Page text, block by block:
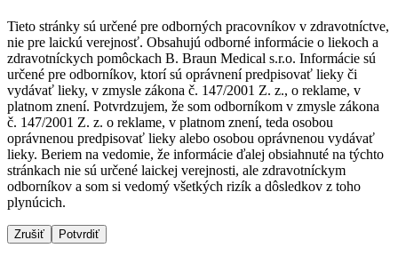
Uzatváranie rán
Riešenia
Terapie
Dialyzačné strediská
B. Braun Avitum poskytuje kvalitnú dialyzačnú starostlivosť
vo všetkých svojich strediskách na Slovensku. Viac
informácií nájdete na stránke jednotlivých stredísk.
Nájdite si prácu u nás​
Objavte svoje kariérne príležitosti ​v B. Braun. Vyhľadajte náš
trh práce​ pre zaujímavé pozície na Slovensku.​
Médiá
Kontakt
Tieto stránky sú určené pre odborných pracovníkov v zdravotníctve,
nie pre laickú verejnosť. Obsahujú odborné informácie o liekoch a
zdravotníckych pomôckach B. Braun Medical s.r.o. Informácie sú
určené pre odborníkov, ktorí sú oprávnení predpisovať lieky či
vydávať lieky, v zmysle zákona č. 147/2001 Z. z., o reklame, v
platnom znení. Potvrdzujem, že som odborníkom v zmysle zákona
č. 147/2001 Z. z. o reklame, v platnom znení, teda osobou
oprávnenou predpisovať lieky alebo osobou oprávnenou vydávať
lieky. Beriem na vedomie, že informácie ďalej obsiahnuté na týchto
stránkach nie sú určené laickej verejnosti, ale zdravotníckym
odborníkov a som si vedomý všetkých rizík a dôsledkov z toho
plynúcich.
Zrušiť Potvrdiť